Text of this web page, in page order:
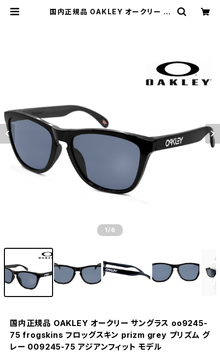
国内正規品 OAKLEY オークリー サ
1 /6
国内正規品 OAKLEY オークリー サングラス oo9245-
75 frogskins フロッグスキン prizm grey プリズム グ
レー 009245-75 アジアンフィット モデル